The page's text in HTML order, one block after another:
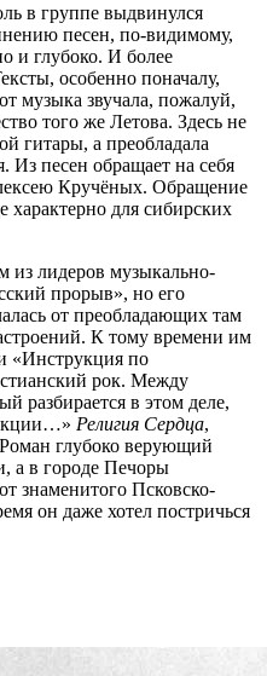
в группе выдвинулся
песен, по-видимому,
и глубоко. И более
особенно поначалу,
музыка звучала, пожалуй,
того же Летова. Здесь не
гитары, а преобладала
Из песен обращает на себя
Кручёных. Обращение
характерно для сибирских
из лидеров музыкально-
прорыв», но его
от преобладающих там
К тому времени им
«Инструкция по
рок. Между
разбирается в этом деле,
Религия Сердца,
глубоко верующий
а в городе Печоры
знаменитого Псковско-
он даже хотел постричься